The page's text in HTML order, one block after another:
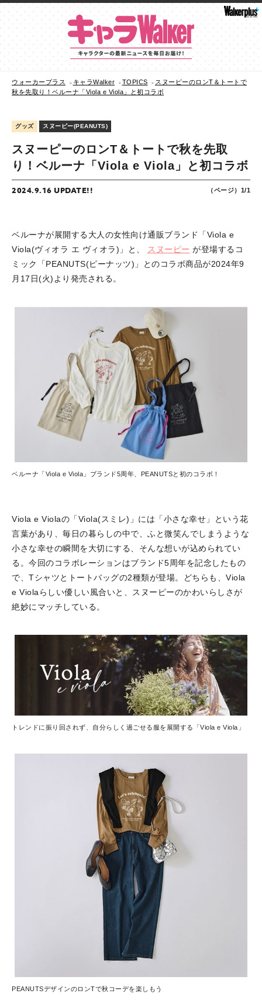
ウォーカープラス キャラWalker TOPICS
スヌーピーのロンT＆トートで
秋を先取り！ベルーナ「Viola e Viola」と初コラボ
グッズ スヌーピー(PEANUTS)
スヌーピーのロンT＆トートで秋を先取
り！ベルーナ「Viola e Viola」と初コラボ
2024.9.16 UPDATE!! （ページ）1/1
ベルーナが展開する大人の女性向け通販ブランド「Viola e
Viola(ヴィオラ エ ヴィオラ)」と、
スヌーピー が登場するコ
ミック「PEANUTS(ピーナッツ)」とのコラボ商品が2024年9
月17日(火)より発売される。
ベルーナ「Viola e Viola」ブランド5周年、PEANUTSと初のコラボ！
Viola e Violaの「Viola(スミレ)」には「小さな幸せ」という花
言葉があり、毎日の暮らしの中で、ふと微笑んでしまうような
小さな幸せの瞬間を大切にする、そんな想いが込められてい
る。今回のコラボレーションはブランド5周年を記念したもの
で、Tシャツとトートバッグの2種類が登場。どちらも、Viola
e Violaらしい優しい風合いと、スヌーピーのかわいらしさが
絶妙にマッチしている。
トレンドに振り回されず、自分らしく過ごせる服を展開する「Viola e Viola」
PEANUTSデザインのロンTで秋コーデを楽しもう